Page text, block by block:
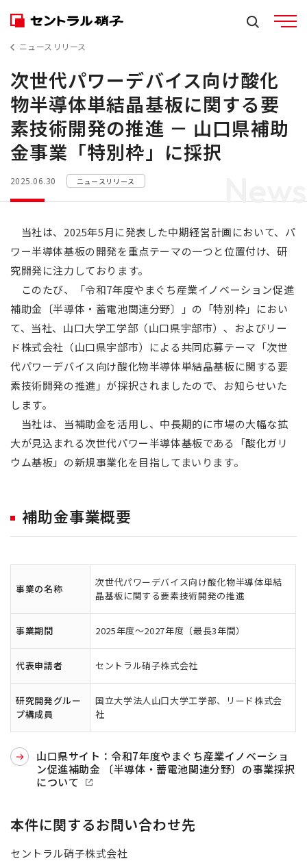
ニュースリリース
News
次世代パワーデバイス向け酸化
物半導体単結晶基板に関する要
素技術開発の推進 － 山口県補助
金事業「特別枠」に採択
2025.06.30 ニュースリリース
当社は、2025年5月に発表した中期経営計画において、パ
ワー半導体基板の開発を重点テーマの一つと位置付け、研
究開発に注力しております。
このたび、「令和7年度やまぐち産業イノベーション促進
補助金〔半導体・蓄電池関連分野〕」の「特別枠」におい
て、当社、山口大学工学部（山口県宇部市）、およびリー
ド株式会社（山口県宇部市）による共同応募テーマ「次世
代パワーデバイス向け酸化物半導体単結晶基板に関する要
素技術開発の推進」が採択されましたので、お知らせいた
します。
当社は、当補助金を活用し、中長期的に市場の大幅な拡
大が見込まれる次世代パワー半導体基板である「酸化ガリ
ウム基板」の新規事業化を目指してまいります。
補助金事業概要
事業の名称
次世代パワーデバイス向け酸化物半導体単結
晶基板に関する要素技術開発の推進
事業期間 2025年度～2027年度（最長3年間）
代表申請者 セントラル硝子株式会社
研究開発グルー
プ構成員
国立大学法人山口大学工学部、リード株式会
社
山口県サイト：令和7年度やまぐち産業イノベーショ
ン促進補助金 〔半導体・蓄電池関連分野〕の事業採択
について
本件に関するお問い合わせ先
セントラル硝子株式会社